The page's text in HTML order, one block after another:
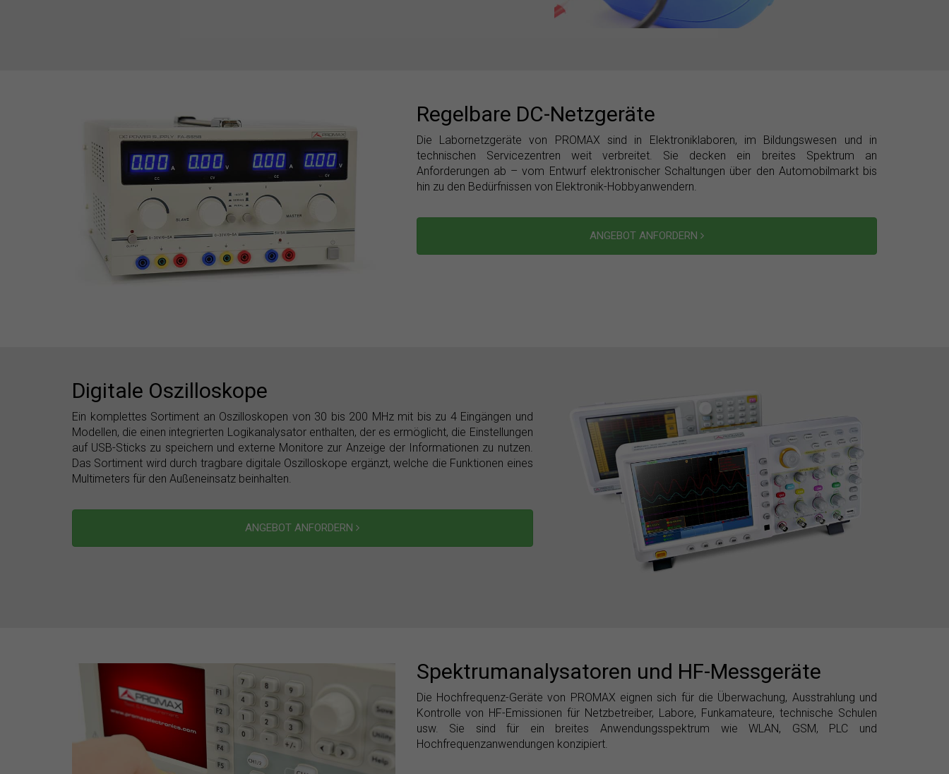
Regelbare DC-Netzgeräte
Die Labornetzgeräte von PROMAX sind in Elektroniklaboren, im Bildungswesen und in
technischen Servicezentren weit verbreitet. Sie decken ein breites Spektrum an
Anforderungen ab – vom Entwurf elektronischer Schaltungen über den Automobilmarkt bis
hin zu den Bedürfnissen von Elektronik-Hobbyanwendern.
ANGEBOT ANFORDERN
Digitale Oszilloskope
Ein komplettes Sortiment an Oszilloskopen von 30 bis 200 MHz mit bis zu 4 Eingängen und
Modellen, die einen integrierten Logikanalysator enthalten, der es ermöglicht, die Einstellungen
auf USB-Sticks zu speichern und externe Monitore zur Anzeige der Informationen zu nutzen.
Das Sortiment wird durch tragbare digitale Oszilloskope ergänzt, welche die Funktionen eines
Multimeters für den Außeneinsatz beinhalten.
ANGEBOT ANFORDERN
Spektrumanalysatoren und HF-Messgeräte
Die Hochfrequenz-Geräte von PROMAX eignen sich für die Überwachung, Ausstrahlung und
Kontrolle von HF-Emissionen für Netzbetreiber, Labore, Funkamateure, technische Schulen
usw. Sie sind für ein breites Anwendungsspektrum wie WLAN, GSM, PLC und
Hochfrequenzanwendungen konzipiert.